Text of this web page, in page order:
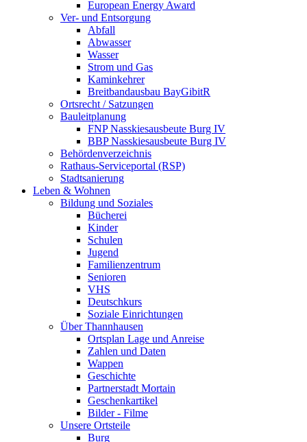
European Energy Award
Ver- und Entsorgung
Abfall
Abwasser
Wasser
Strom und Gas
Kaminkehrer
Breitbandausbau BayGibitR
Ortsrecht / Satzungen
Bauleitplanung
FNP Nasskiesausbeute Burg IV
BBP Nasskiesausbeute Burg IV
Behördenverzeichnis
Rathaus-Serviceportal (RSP)
Stadtsanierung
Leben & Wohnen
Bildung und Soziales
Bücherei
Kinder
Schulen
Jugend
Familienzentrum
Senioren
VHS
Deutschkurs
Soziale Einrichtungen
Über Thannhausen
Ortsplan Lage und Anreise
Zahlen und Daten
Wappen
Geschichte
Partnerstadt Mortain
Geschenkartikel
Bilder - Filme
Unsere Ortsteile
Burg